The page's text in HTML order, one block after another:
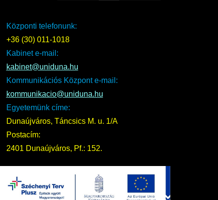
Központi telefonunk:
+36 (30) 011-1018
Kabinet e-mail:
kabinet@uniduna.hu
Kommunikációs Központ e-mail:
kommunikacio@uniduna.hu
Egyetemünk címe:
Dunaújváros, Táncsics M. u. 1/A
Postacím:
2401 Dunaújváros, Pf.: 152.